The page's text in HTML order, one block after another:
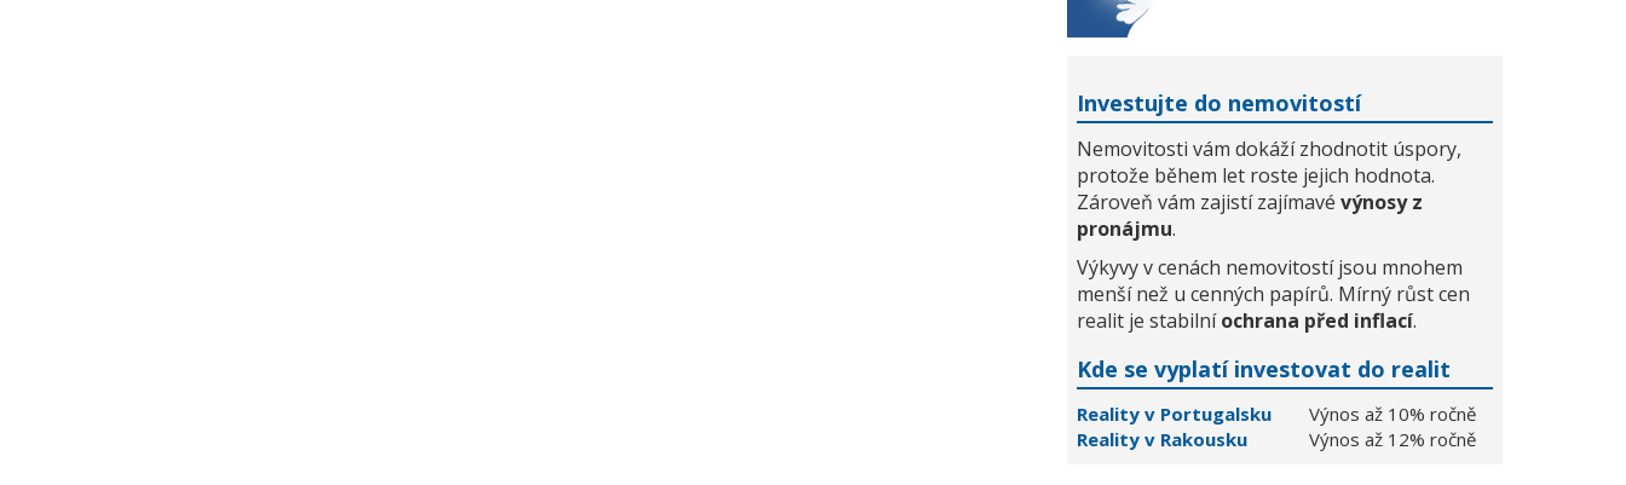
Investujte do nemovitostí
Nemovitosti vám dokáží zhodnotit úspory,
protože během let roste jejich hodnota.
Zároveň vám zajistí zajímavé výnosy z
pronájmu.
Výkyvy v cenách nemovitostí jsou mnohem
menší než u cenných papírů. Mírný růst cen
realit je stabilníochrana před inflací.
Kde se vyplatí investovat do realit
Reality v Portugalsku
Výnos až 10% ročně
Reality v Rakousku
Výnos až 12% ročně